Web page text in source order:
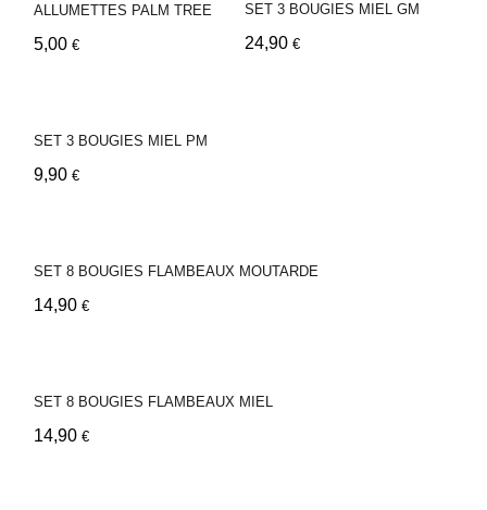
ALLUMETTES PALM TREE
5,00 €
SET 3 BOUGIES MIEL GM
24,90 €
SET 3 BOUGIES MIEL PM
9,90 €
SET 8 BOUGIES FLAMBEAUX MOUTARDE
14,90 €
SET 8 BOUGIES FLAMBEAUX MIEL
14,90 €